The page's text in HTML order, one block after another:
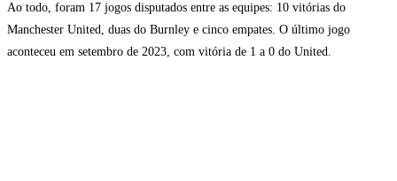
Ao todo, foram 17 jogos disputados entre as equipes: 10 vitórias do
Manchester United, duas do Burnley e cinco empates. O último jogo
aconteceu em setembro de 2023, com vitória de 1 a 0 do United.